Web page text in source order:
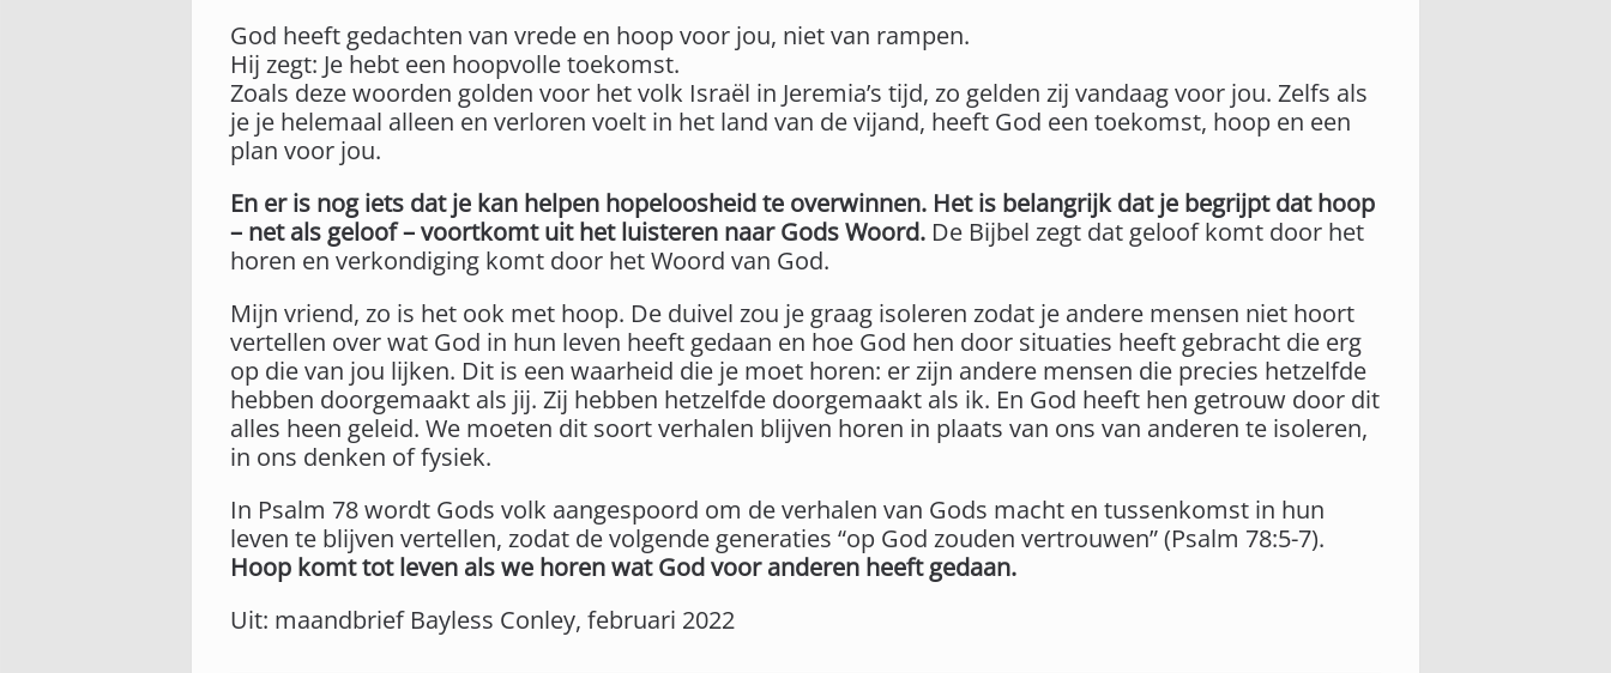
God heeft gedachten van vrede en hoop voor jou, niet van rampen.
Hij zegt: Je hebt een hoopvolle toekomst.
Zoals deze woorden golden voor het volk Israël in Jeremia’s tijd, zo gelden zij vandaag voor jou. Zelfs als
je je helemaal alleen en verloren voelt in het land van de vijand, heeft God een toekomst, hoop en een
plan voor jou.
En er is nog iets dat je kan helpen hopeloosheid te overwinnen. Het is belangrijk dat je begrijpt dat hoop
– net als geloof – voortkomt uit het luisteren naar Gods Woord. De Bijbel zegt dat geloof komt door het
horen en verkondiging komt door het Woord van God.
Mijn vriend, zo is het ook met hoop. De duivel zou je graag isoleren zodat je andere mensen niet hoort
vertellen over wat God in hun leven heeft gedaan en hoe God hen door situaties heeft gebracht die erg
op die van jou lijken. Dit is een waarheid die je moet horen: er zijn andere mensen die precies hetzelfde
hebben doorgemaakt als jij. Zij hebben hetzelfde doorgemaakt als ik. En God heeft hen getrouw door dit
alles heen geleid. We moeten dit soort verhalen blijven horen in plaats van ons van anderen te isoleren,
in ons denken of fysiek.
In Psalm 78 wordt Gods volk aangespoord om de verhalen van Gods macht en tussenkomst in hun
leven te blijven vertellen, zodat de volgende generaties “op God zouden vertrouwen” (Psalm 78:5-7).
Hoop komt tot leven als we horen wat God voor anderen heeft gedaan.
Uit: maandbrief Bayless Conley, februari 2022